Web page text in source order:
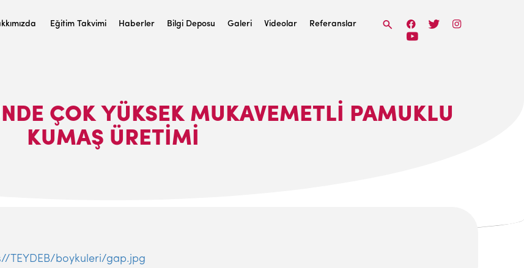
Eğitim Takvimi Haberler Bilgi Deposu Galeri Videolar
Referanslar
ÇOK YÜKSEK MUKAVEMETLI PAMUKLU
KUMAŞ ÜRETIMI
boykuleri/gap.jpg